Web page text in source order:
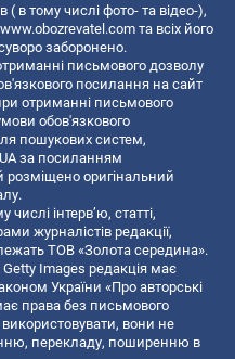
( в тому числі фото- та відео-),
та всіх його
заборонено.
письмового дозволу
посилання на сайт
отриманні письмового
обов'язкового
пошукових систем,
за посиланням
розміщено оригінальний
числі інтерв’ю, статті,
журналістів редакції,
ТОВ «Золота середина».
Getty Images редакція має
України «Про авторські
права без письмового
вони не
перекладу, поширенню в